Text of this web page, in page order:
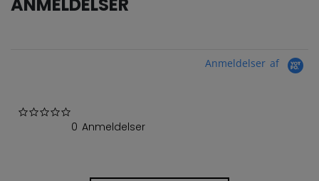
ANMELDELSER
Anmeldelser af
0 Anmeldelser